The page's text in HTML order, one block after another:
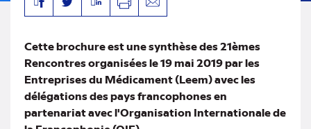
FacebookTwitterLinkedinImprimerEnvoyer
Cette brochure est une synthèse des 21èmes
Rencontres organisées le 19 mai 2019 par les
Entreprises du Médicament (Leem) avec les
délégations des pays francophones en
partenariat avec l'Organisation Internationale de